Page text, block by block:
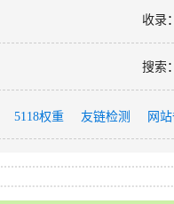
收录
搜索
5118权重 友链检测 网